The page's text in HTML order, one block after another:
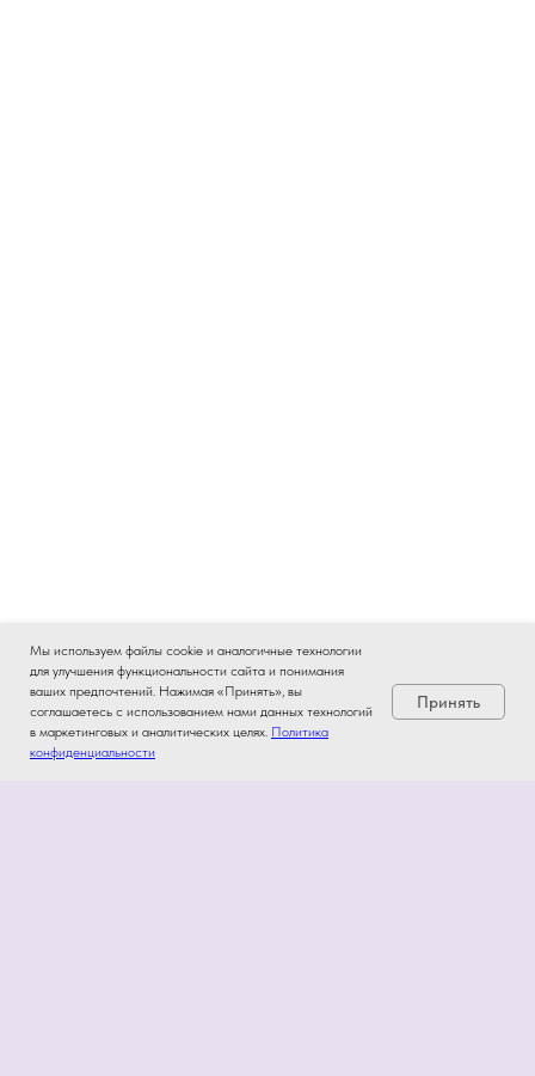
Мы используем файлы cookie и аналогичные технологии
для улучшения функциональности сайта и понимания
ваших предпочтений. Нажимая «Принять», вы
соглашаетесь с использованием нами данных технологий
в маркетинговых и аналитических целях. Политика
конфиденциальности
Принять